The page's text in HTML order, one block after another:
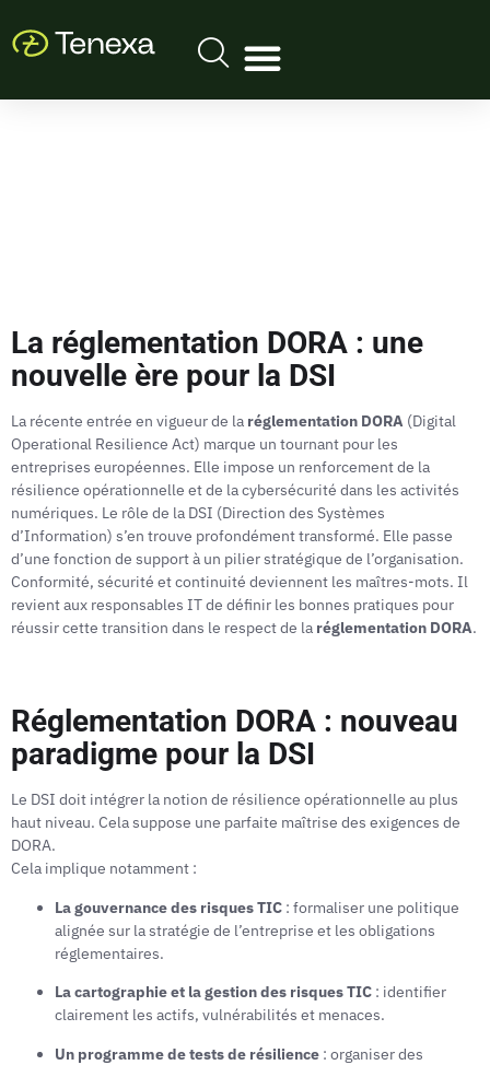
La réglementation DORA : une
nouvelle ère pour la DSI
La récente entrée en vigueur de la réglementation DORA (Digital
Operational Resilience Act) marque un tournant pour les
entreprises européennes. Elle impose un renforcement de la
résilience opérationnelle et de la cybersécurité dans les activités
numériques. Le rôle de la DSI (Direction des Systèmes
d’Information) s’en trouve profondément transformé. Elle passe
d’une fonction de support à un pilier stratégique de l’organisation.
Conformité, sécurité et continuité deviennent les maîtres-mots. Il
revient aux responsables IT de définir les bonnes pratiques pour
réussir cette transition dans le respect de la réglementation DORA.
Réglementation DORA : nouveau
paradigme pour la DSI
Le DSI doit intégrer la notion de résilience opérationnelle au plus
haut niveau. Cela suppose une parfaite maîtrise des exigences de
DORA.
Cela implique notamment :
La gouvernance des risques TIC : formaliser une politique
alignée sur la stratégie de l’entreprise et les obligations
réglementaires.
La cartographie et la gestion des risques TIC : identifier
clairement les actifs, vulnérabilités et menaces.
Un programme de tests de résilience : organiser des